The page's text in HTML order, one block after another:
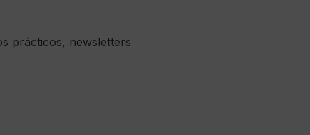
prácticos, newsletters